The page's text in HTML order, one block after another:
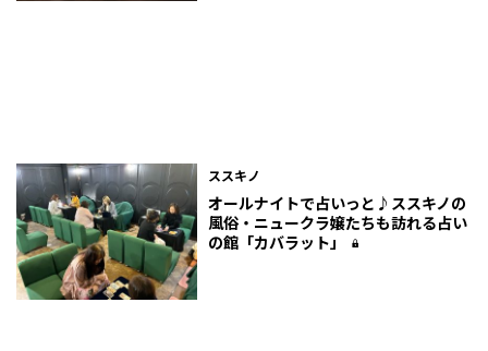
ススキノ
オールナイトで占いっと♪ススキノの
風俗・ニュークラ嬢たちも訪れる占い
の館「カバラット」